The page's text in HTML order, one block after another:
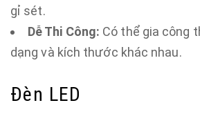
gỉ sét.
Dễ Thi Công: Có thể gia công
dạng và kích thước khác nhau.
Đèn LED